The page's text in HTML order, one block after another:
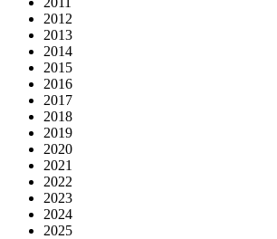
2012
2013
2014
2015
2016
2017
2018
2019
2020
2021
2022
2023
2024
2025